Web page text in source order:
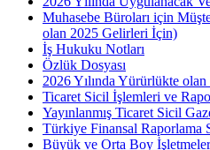
Muhasebe Büroları için
olan 2025 Gelirleri İçin)
İş Hukuku Notları
Özlük Dosyası
2026 Yılında Yürürlükte
Ticaret Sicil İşlemleri ve
Yayınlanmış Ticaret Sicil
Türkiye Finansal Raporlama
Büyük ve Orta Boy